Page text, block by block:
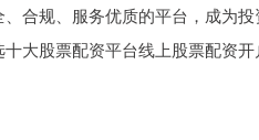
合规、服务优质的平台，成为
大股票配资平台线上股票配资开